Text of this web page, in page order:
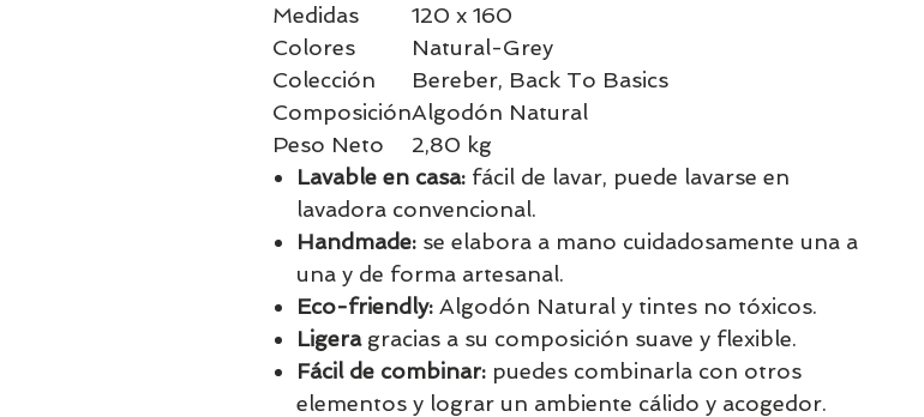
Medidas
120 x 160
Colores
Natural-Grey
Colección
Bereber, Back To Basics
ComposiciónAlgodón Natural
Peso Neto
2,80 kg
Lavable en casa: fácil de lavar, puede lavarse en
lavadora convencional.
Handmade: se elabora a mano cuidadosamente una a
una y de forma artesanal.
Eco-friendly: Algodón Natural y tintes no tóxicos.
Ligeragracias a su composición suave y flexible.
Fácil de combinar: puedes combinarla con otros
elementos y lograr un ambiente cálido y acogedor.